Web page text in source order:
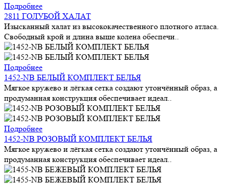
Подробнее
2811 ГОЛУБОЙ ХАЛАТ
Изысканный халат из высококачественного плотного атласа.
Свободный крой и длина выше колена обеспечи..
Подробнее
1452-NB БЕЛЫЙ КОМПЛЕКТ БЕЛЬЯ
Мягкое кружево и лёгкая сетка создают утончённый образ, а
продуманная конструкция обеспечивает идеал..
Подробнее
1452-NB РОЗОВЫЙ КОМПЛЕКТ БЕЛЬЯ
Мягкое кружево и лёгкая сетка создают утончённый образ, а
продуманная конструкция обеспечивает идеал..